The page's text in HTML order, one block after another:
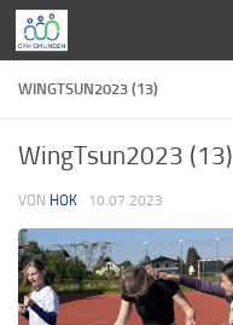
Zum Inhalt springen
WINGTSUN2023 (13)
WingTsun2023 (13)
VON HOK · 10.07.2023